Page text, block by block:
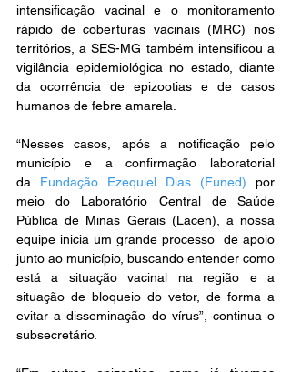
intensificação vacinal e o monitoramento
rápido de coberturas vacinais (MRC) nos
territórios, a SES-MG também intensificou a
vigilância epidemiológica no estado, diante
da ocorrência de epizootias e de casos
humanos de febre amarela.
“Nesses casos, após a notificação pelo
município e a confirmação laboratorial
da Fundação Ezequiel Dias (Funed) por
meio do Laboratório Central de Saúde
Pública de Minas Gerais (Lacen), a nossa
equipe inicia um grande processo  de apoio
junto ao município, buscando entender como
está a situação vacinal na região e a
situação de bloqueio do vetor, de forma a
evitar a disseminação do vírus”, continua o
subsecretário.